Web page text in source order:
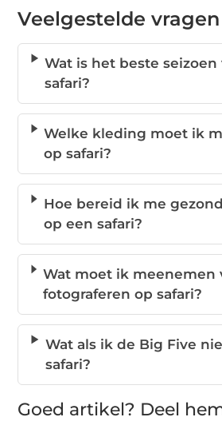
Veelgestelde vragen
Wat is het beste seizoen
safari?
Welke kleding moet ik
op safari?
Hoe bereid ik me
op een safari?
Wat moet ik meenemen
fotograferen op safari?
Wat als ik de Big Five
safari?
Goed artikel? Deel